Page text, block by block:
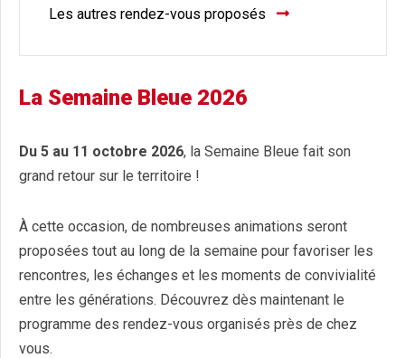
Les autres rendez-vous proposés
La Semaine Bleue 2026
Du 5 au 11 octobre 2026, la Semaine Bleue fait son
grand retour sur le territoire !
À cette occasion, de nombreuses animations seront
proposées tout au long de la semaine pour favoriser les
rencontres, les échanges et les moments de convivialité
entre les générations. Découvrez dès maintenant le
programme des rendez-vous organisés près de chez
vous.